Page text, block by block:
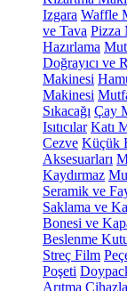
Izgara Waffle
ve Tava Pizza
Hazırlama
Doğrayıcı ve
Makinesi
Makinesi
Sıkacağı Çay
Isıtıcılar Katı
Cezve Küçük
Aksesuarları
Kaydırmaz
Seramik ve
Saklama ve
Bonesi ve
Beslenme
Streç Film
Poşeti
Arıtma